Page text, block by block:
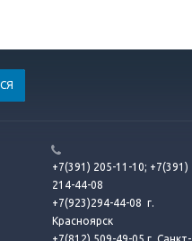
+7(391) 205-11-10; +7(391)
214-44-08
+7(923)294-44-08 г.
Красноярск